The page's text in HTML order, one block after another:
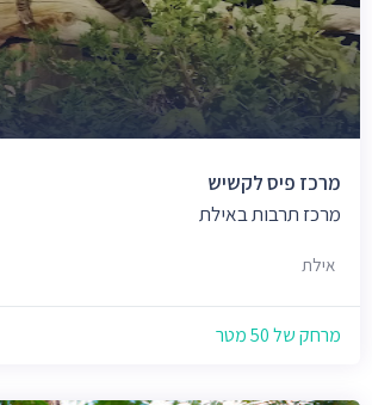
מרכז פיס לקשיש
מרכז תרבות באילת
אילת
מרחק של 50 מטר